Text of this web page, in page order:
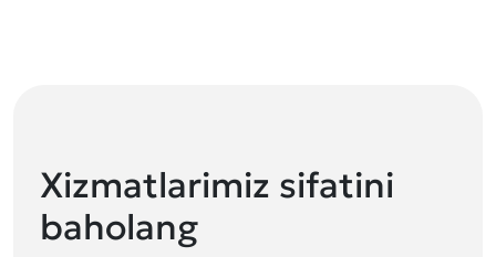
Xizmatlarimiz sifatini
baholang